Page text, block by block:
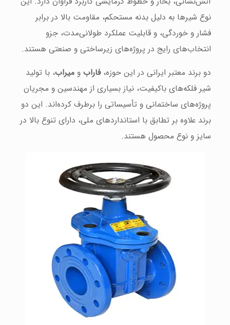
نوع شیرها به دلیل بدنه مستحکم، مقاومت بالا در برابر
فشار و خوردگی، و قابلیت عملکرد طولانی‌مدت، جزو
انتخاب‌های رایج در پروژه‌های زیرساختی و صنعتی هستند.
دو برند معتبر ایرانی در این حوزه،فارابو میراب، با تولید
شیر فلکه‌های باکیفیت، نیاز بسیاری از مهندسین و مجریان
پروژه‌های ساختمانی و تأسیساتی را برطرف کرده‌اند. این دو
برند علاوه بر تطابق با استانداردهای ملی، دارای تنوع بالا در
سایز و نوع محصول هستند.